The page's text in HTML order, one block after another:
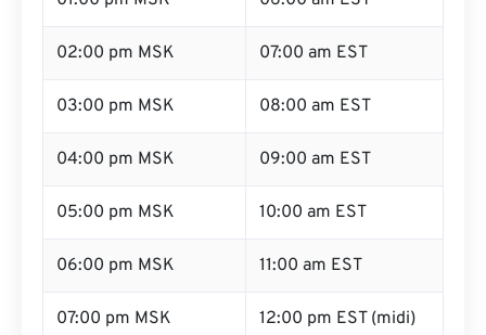
02:00 pm MSK 07:00 am EST
03:00 pm MSK 08:00 am EST
04:00 pm MSK 09:00 am EST
05:00 pm MSK 10:00 am EST
06:00 pm MSK 11:00 am EST
07:00 pm MSK 12:00 pm EST (midi)